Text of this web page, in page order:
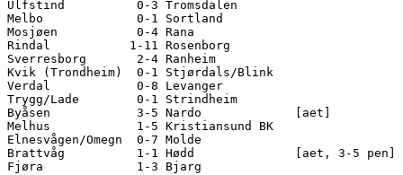
Ulfstind          0-3 Tromsdalen
Melbo             0-1 Sortland
Mosjøen           0-4 Rana
Rindal           1-11 Rosenborg
Sverresborg       2-4 Ranheim
Kvik (Trondheim)  0-1 Stjørdals/Blink
Verdal            0-8 Levanger
Trygg/Lade        0-1 Strindheim
Byåsen            3-5 Nardo             [aet]
Melhus            1-5 Kristiansund BK
Elnesvågen/Omegn  0-7 Molde
Brattvåg          1-1 Hødd              [aet, 3-5 pen]
Fjøra             1-3 Bjarg